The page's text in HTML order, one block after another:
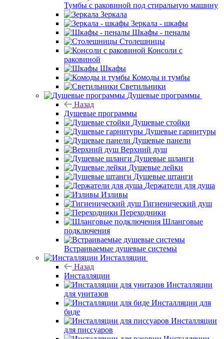
Тумбы с раковиной под стиральную машину
Зеркала
Зеркала - шкафы
Шкафы - пеналы
Столешницы
Консоли с
раковиной
Шкафы
Комоды и тумбы
Светильники
Душевые программы
Назад
Душевые программы
Душевые стойки
Душевые гарнитуры
Душевые панели
Верхний душ
Душевые шланги
Душевые лейки
Душевые штанги
Держатели для душа
Изливы
Гигиенический душ
Переходники
Шланговые
подключения
Встраиваемые душевые системы
Инсталляции
Назад
Инсталляции
Инсталляции
для унитазов
Инсталляции для
биде
Инсталляции
для писсуаров